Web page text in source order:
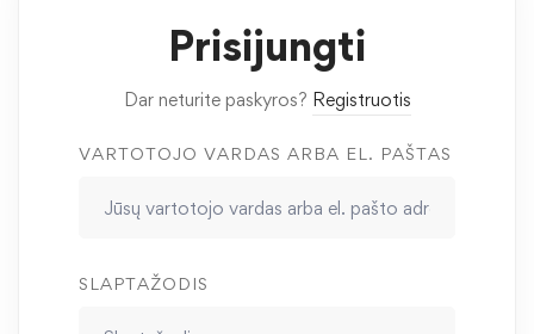
Prisijungti
Dar neturite paskyros? Registruotis
VARTOTOJO VARDAS ARBA EL. PAŠTAS
SLAPTAŽODIS